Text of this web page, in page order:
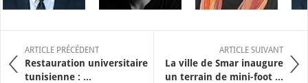
ARTICLE PRÉCÉDENT
Restauration universitaire
tunisienne : ...
ARTICLE SUIVANT
La ville de Smar inaugure
un terrain de mini-foot ...